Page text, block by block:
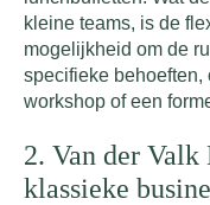
kleine teams, is de
mogelijkheid om de
specifieke behoeften,
workshop of een
2. Van der
klassieke